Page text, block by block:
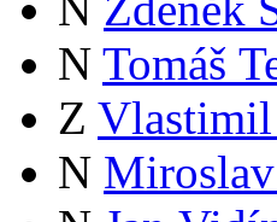
N Tomáš
Z
N